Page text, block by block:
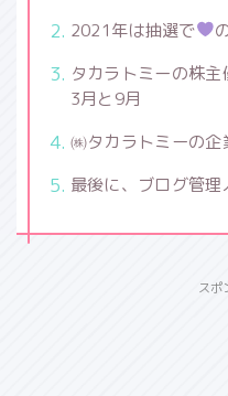
2021年は抽選で
タカラトミーの株
3月と9月
㈱タカラトミーの企
最後に、ブログ管理
スポ